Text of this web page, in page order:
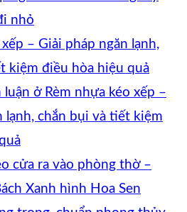
nhỏ
– Giải pháp ngăn lạnh,
kiệm điều hòa hiệu quả
luận ở Rèm nhựa kéo xếp –
lạnh, chắn bụi và tiết kiệm
cửa ra vào phòng thờ –
Xanh hình Hoa Sen